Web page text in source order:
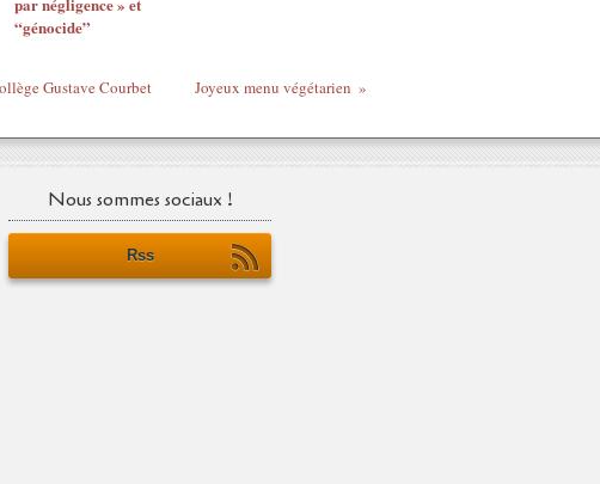
“génocide”
Gustave Courbet Joyeux menu végétarien
Nous sommes sociaux !
Rss